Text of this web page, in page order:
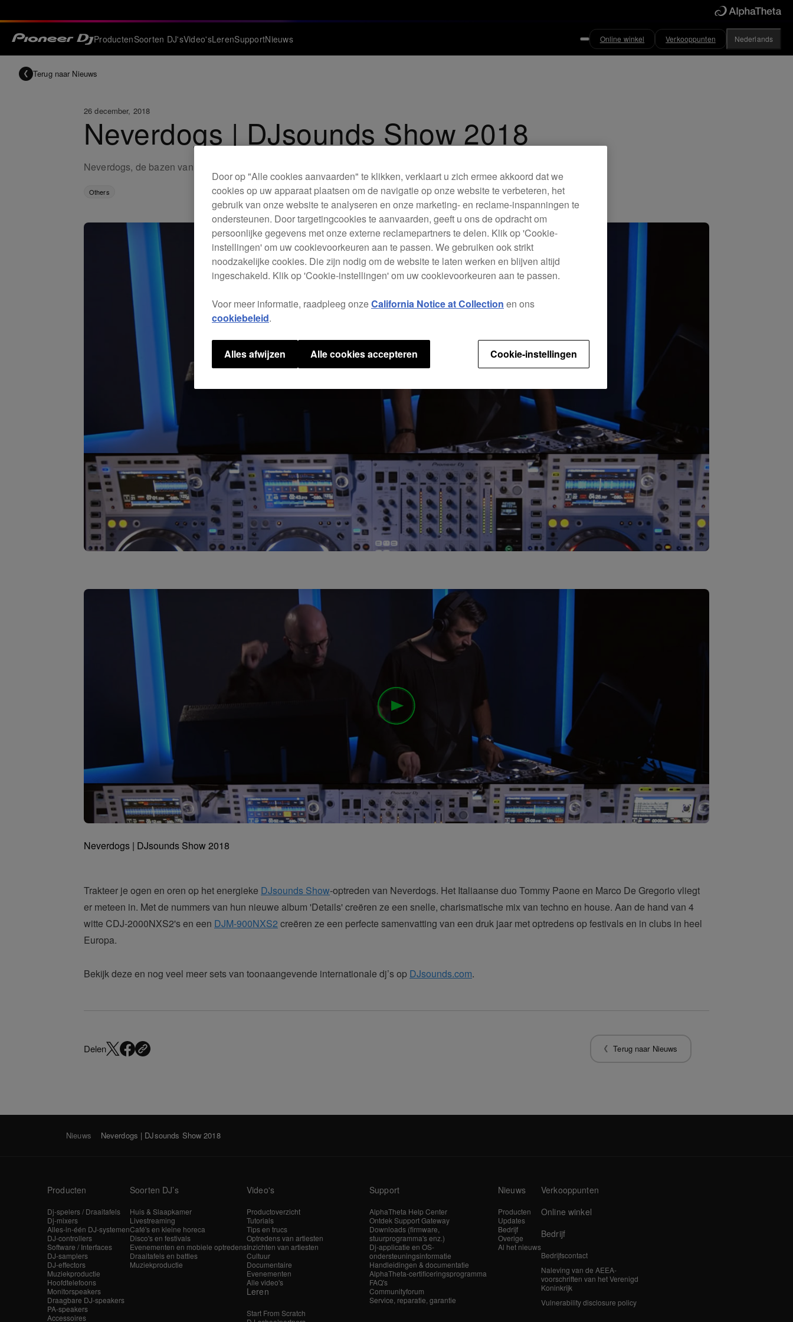
ProductenSoorten DJ'sVideo'sLerenSupportNieuws Online winkel Verkooppunten Nederlands
Terug naar Nieuws
26 december, 2018
Neverdogs | DJsounds Show 2018
Neverdogs, de bazen van Bamboleo Records, kwamen langs om beats te droppen op de DJsounds Show.
Others
Neverdogs | DJsounds Show 2018
Trakteer je ogen en oren op het energieke DJsounds Show-optreden van Neverdogs. Het Italiaanse duo Tommy Paone en Marco De Gregorio vliegt
er meteen in. Met de nummers van hun nieuwe album 'Details' creëren ze een snelle, charismatische mix van techno en house. Aan de hand van 4
witte CDJ-2000NXS2's en een DJM-900NXS2 creëren ze een perfecte samenvatting van een druk jaar met optredens op festivals en in clubs in heel
Europa.
Bekijk deze en nog veel meer sets van toonaangevende internationale dj’s op DJsounds.com.
Delen Terug naar Nieuws
Nieuws Neverdogs | DJsounds Show 2018
Producten
Dj-spelers / Draaitafels
Dj-mixers
Alles-in-één DJ-systemen
DJ-controllers
Software / Interfaces
DJ-samplers
DJ-effectors
Muziekproductie
Hoofdtelefoons
Monitorspeakers
Draagbare DJ-speakers
PA-speakers
Accessoires
Soorten DJ’s
Huis & Slaapkamer
Livestreaming
Café's en kleine horeca
Disco's en festivals
Evenementen en mobiele optredens
Draaitafels en battles
Muziekproductie
Video's
Productoverzicht
Tutorials
Tips en trucs
Optredens van artiesten
Inzichten van artiesten
Cultuur
Documentaire
Evenementen
Alle video's
Leren
Start From Scratch
Support
AlphaTheta Help Center
Ontdek Support Gateway
Downloads (firmware,
stuurprogramma's enz.)
Dj-applicatie en OS-
ondersteuningsinformatie
Handleidingen & documentatie
AlphaTheta-certificeringsprogramma
FAQ's
Communityforum
Service, reparatie, garantie
Nieuws
Producten
Updates
Bedrijf
Overige
Al het nieuws
Verkooppunten
Online winkel
Bedrijf
Bedrijfscontact
Naleving van de AEEA-
voorschriften van het Verenigd
Koninkrijk
Vulnerability disclosure policy
Door op "Alle cookies aanvaarden" te klikken, verklaart u zich ermee akkoord dat we
cookies op uw apparaat plaatsen om de navigatie op onze website te verbeteren, het
gebruik van onze website te analyseren en onze marketing- en reclame-inspanningen te
ondersteunen. Door targetingcookies te aanvaarden, geeft u ons de opdracht om
persoonlijke gegevens met onze externe reclamepartners te delen. Klik op 'Cookie-
instellingen' om uw cookievoorkeuren aan te passen. We gebruiken ook strikt
noodzakelijke cookies. Die zijn nodig om de website te laten werken en blijven altijd
ingeschakeld. Klik op 'Cookie-instellingen' om uw cookievoorkeuren aan te passen.
Voor meer informatie, raadpleeg onzeCalifornia Notice at Collection en ons
cookiebeleid.
Cookie-instellingen
Alles afwijzen Alle cookies accepteren